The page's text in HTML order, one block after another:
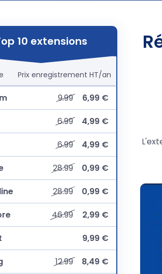
10 extensions
Prix enregistrement HT/an
9.99
6,99 €
6.99
4,99 €
6.99
4,99 €
28.99
0,99 €
28.99
0,99 €
46.99
2,99 €
9,99 €
12.99
8,49 €